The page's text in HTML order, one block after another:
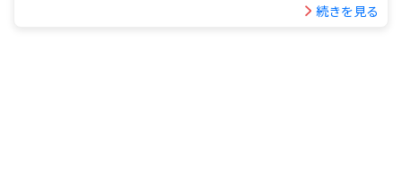
続きを見る